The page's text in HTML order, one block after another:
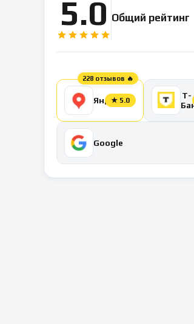
5.0 Общий рейтинг
228 отзывов 🔥
Яндекс
★ 5.0
Т-
Google